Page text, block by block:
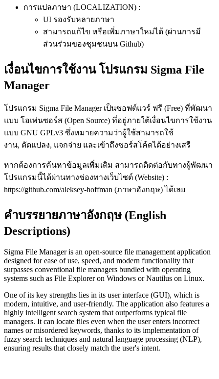
การแปลภาษา (LOCALIZATION) :
UI รองรับหลายภาษา
สามารถแก้ไข หรือเพิ่มภาษาใหม่ได้ (ผ่านการมี
ส่วนร่วมของชุมชนบน Github)
เงื่อนไขการใช้งาน โปรแกรม Sigma File
Manager
โปรแกรม Sigma File Manager เป็นซอฟต์แวร์ ฟรี (Free) ที่พัฒนา
แบบ โอเพ่นซอร์ส (Open Source) ที่อยู่ภายใต้เงื่อนไขการใช้งาน
แบบ GNU GPLv3 ซึ่งหมายความว่าผู้ใช้สามารถใช้
งาน, ดัดแปลง, แจกจ่าย และเข้าถึงซอร์สโค้ดได้อย่างเสรี
หากต้องการค้นหาข้อมูลเพิ่มเติม สามารถติดต่อกับทางผู้พัฒนา
โปรแกรมนี้ได้ผ่านทางช่องทางเว็บไซต์ (Website) :
https://github.com/aleksey-hoffman (ภาษาอังกฤษ) ได้เลย
คำบรรยายภาษาอังกฤษ (English
Descriptions)
Sigma File Manager is an open-source file management application
designed for ease of use, speed, and modern functionality that
surpasses conventional file managers bundled with operating
systems such as File Explorer on Windows or Nautilus on Linux.
One of its key strengths lies in its user interface (GUI), which is
modern, intuitive, and user-friendly. The application also features a
highly intelligent search system that outperforms typical file
managers. It can locate files even when the user enters incorrect
names or misordered keywords, thanks to its implementation of
fuzzy search techniques and natural language processing (NLP),
ensuring results that closely match the user's intent.